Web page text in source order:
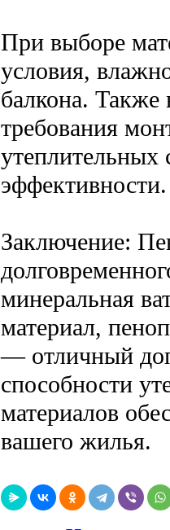
При выборе
условия,
балкона. Также
требования
утеплительных
эффективности.
Заключение:
минеральная
материал,
— отличный
способности
материалов
вашего жилья.